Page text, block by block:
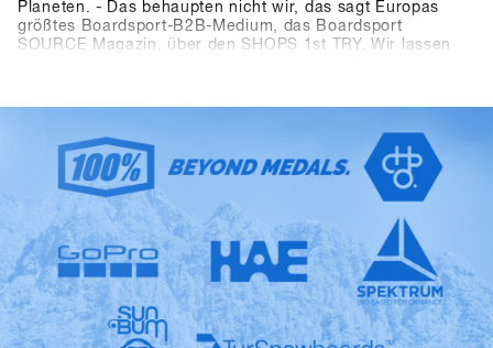
Planeten. - Das behaupten nicht wir, das sagt Europas
größtes Boardsport-B2B-Medium, das Boardsport
SOURCE Magazin, über den SHOPS 1st TRY. Wir lassen
während der dreitägigen Veranstaltung 8390 Testvorgänge
aufgezeichnet. Last but not least haben auch die
Abmessungen der Outdoor Fläche mit 2400 qm und die der
Indoor Area mit 1548 qm alle „Pre-Corona“ Dimensionen
übertroffen. Der SFT ist zurück, „bigger, better and
stronger“ als je zuvor, jetzt eben als „Clearly the biggest
snowboard-business get together anywhere on the planet.